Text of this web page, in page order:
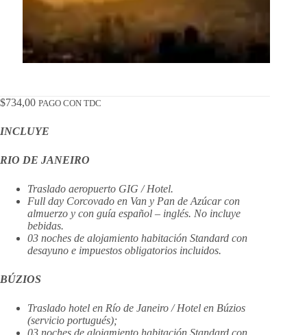
$734,00 PAGO CON TDC
INCLUYE
RIO DE JANEIRO
Traslado aeropuerto GIG / Hotel.
Full day Corcovado en Van y Pan de Azúcar con
almuerzo y con guía español – inglés. No incluye
bebidas.
03 noches de alojamiento habitación Standard con
desayuno e impuestos obligatorios incluidos.
BÚZIOS
Traslado hotel en Río de Janeiro / Hotel en Búzios
(servicio portugués);
03 noches de alojamiento habitación Standard con